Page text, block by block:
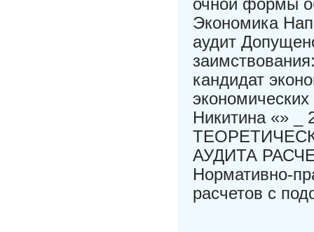
очной формы
Экономика
аудит
кандидат
Никитина «»
АУДИТА
Нормативно-
расчетов с